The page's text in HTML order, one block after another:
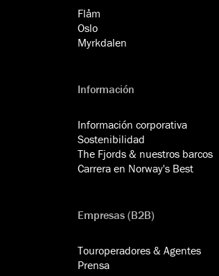
Flåm
Oslo
Myrkdalen
Información
Información corporativa
Sostenibilidad
The Fjords & nuestros barcos
Carrera en Norway's Best
Empresas (B2B)
Touroperadores & Agentes
Prensa